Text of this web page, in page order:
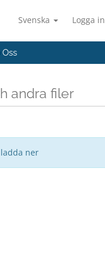
Svenska Logga in
andra filer
ner